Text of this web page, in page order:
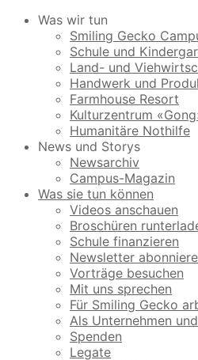
Was wir tun
Smiling Gecko
Schule und
Land- und
Handwerk und
Farmhouse Resort
Kulturzentrum
Humanitäre Nothilfe
News und Storys
Newsarchiv
Campus-Magazin
Was sie tun können
Videos anschauen
Broschüren
Schule finanzieren
Newsletter
Vorträge besuchen
Mit uns sprechen
Für Smiling Gecko
Als Unternehmen
Spenden
Legate